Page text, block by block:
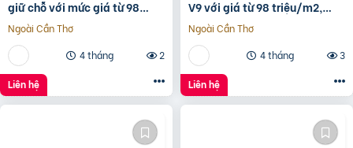
giữ chỗ với mức giá từ 98
triệu/m2, 1% early bird tại
Sunshine Sky City
Ngoài Cần Thơ
4 tháng
2
Liên hệ
V9 với giá từ 98 triệu/m2,
hưởng 1% chiết khấu booking
sớm tại
Ngoài Cần Thơ
4 tháng
3
Liên hệ